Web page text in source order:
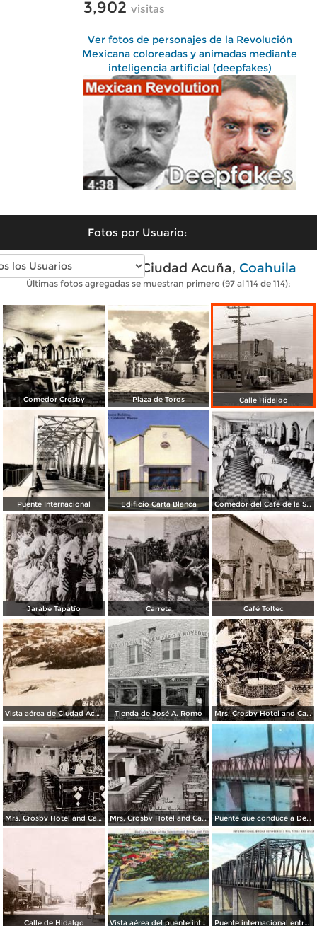
3,902 visitas
Ver fotos de personajes de la Revolución
Mexicana coloreadas y animadas mediante
inteligencia artificial (deepfakes)
Fotos por Usuario:
Fotos antiguas de Ciudad Acuña, Coahuila
Últimas fotos agregadas se muestran primero (97 al 114 de 114):
Comedor Crosby Plaza de Toros Calle Hidalgo
Puente Internacional Edificio Carta Blanca Comedor del Café de la Señora Crosby
Jarabe Tapatío Carreta Café Toltec
Vista aérea de Ciudad Acuña Tienda de José A. Romo Mrs. Crosby Hotel and Café
Mrs. Crosby Hotel and Café Mrs. Crosby Hotel and Café Puente que conduce a Del Río, Texas
Calle de Hidalgo Vista aérea del puente internacional y Villa Acuña Puente internacional entre Del Río, Texas y Villa Acuña, Coahuila